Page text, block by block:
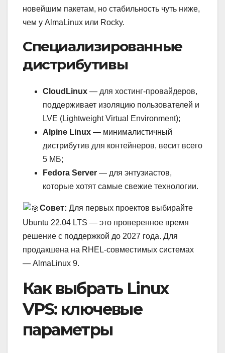
новейшим пакетам, но стабильность чуть ниже,
чем у AlmaLinux или Rocky.
Специализированные
дистрибутивы
CloudLinux — для хостинг-провайдеров,
поддерживает изоляцию пользователей и
LVE (Lightweight Virtual Environment);
Alpine Linux — минималистичный
дистрибутив для контейнеров, весит всего
5 МБ;
Fedora Server — для энтузиастов,
которые хотят самые свежие технологии.
Совет: Для первых проектов выбирайте
Ubuntu 22.04 LTS — это проверенное время
решение с поддержкой до 2027 года. Для
продакшена на RHEL-совместимых системах
— AlmaLinux 9.
Как выбрать Linux
VPS: ключевые
параметры